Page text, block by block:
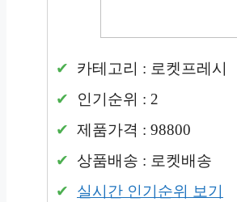
카테고리 : 로켓프레시
인기순위 : 2
제품가격 : 98800
상품배송 : 로켓배송
실시간 인기순위 보기